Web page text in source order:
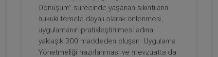
Taşınmaz Hukuku - IV. Borçlar Hukuku
Kongresi - VI. Oturum
360 TL
Dönüşüm” sürecinde yaşanan sıkıntıların
hukuki temele dayalı olarak önlenmesi,
uygulamanın pratikleştirilmesi adına
yaklaşık 300 maddeden oluşan Uygulama
Yönetmeliği hazırlanması ve mevzuatta da